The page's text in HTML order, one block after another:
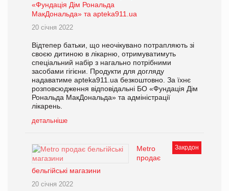
«Фундація Дім Рональда
МакДональда» та apteka911.ua
20 січня 2022
Відтепер батьки, що неочікувано потрапляють зі
своєю дитиною в лікарню, отримуватимуть
спеціальний набір з нагально потрібними
засобами гігієни. Продукти для догляду
надаватиме apteka911.ua безкоштовно. За їхнє
розповсюдження відповідальні БО «Фундація Дім
Рональда МакДональда» та адміністрації
лікарень.
детальніше
Закрдон
Metro
продає
бельгійські магазини
20 січня 2022